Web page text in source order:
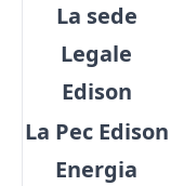
La sede
Legale
Edison
La Pec Edison
Energia